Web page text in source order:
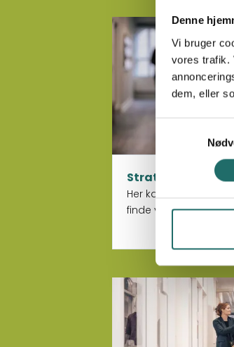
Denne
Vi bruger
vores trafik.
dem, eller
Strategi
Her kan du læse om
finde vores
Læs mere om Strategi
Læs mere om Ledige